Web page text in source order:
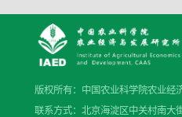
版权所有：中国农业科学院农业经
联系方式：北京海淀区中关村南大